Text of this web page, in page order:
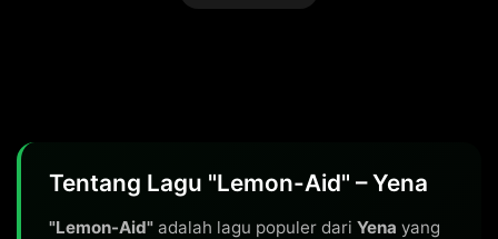
Tentang Lagu "Lemon-Aid" – Yena
"Lemon-Aid" adalah lagu populer dari Yena yang